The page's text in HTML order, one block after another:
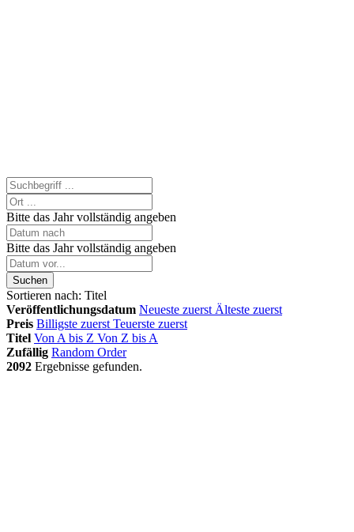
Bitte das Jahr vollständig angeben
Bitte das Jahr vollständig angeben
Suchen
Sortieren nach: Titel
Veröffentlichungsdatum Neueste zuerst Älteste zuerst
Preis Billigste zuerst Teuerste zuerst
Titel Von A bis Z Von Z bis A
Zufällig Random Order
2092 Ergebnisse gefunden.